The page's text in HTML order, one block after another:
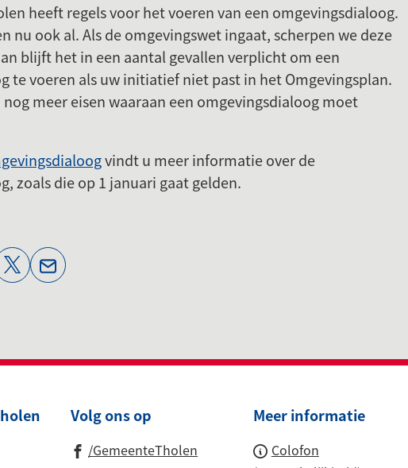
heeft regels voor het voeren van een omgevingsdialoog.
nu ook al. Als de omgevingswet ingaat, scherpen we deze
blijft het in een aantal gevallen verplicht om een
te voeren als uw initiatief niet past in het Omgevingsplan.
meer eisen waaraan een omgevingsdialoog moet
vindt u meer informatie over de
zoals die op 1 januari gaat gelden.
(Verwijst
website)
(Verwijst
mailadres)
Volg ons op
/GemeenteTholen (Verwijst
Meer informatie
Colofon